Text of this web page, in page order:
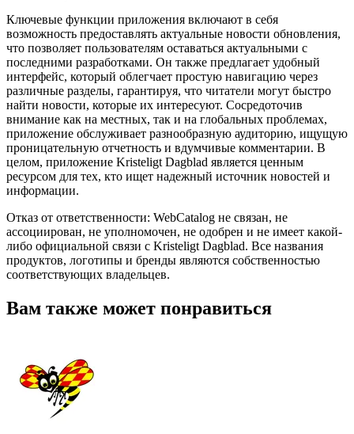
Ключевые функции приложения включают в себя
возможность предоставлять актуальные новости обновления,
что позволяет пользователям оставаться актуальными с
последними разработками. Он также предлагает удобный
интерфейс, который облегчает простую навигацию через
различные разделы, гарантируя, что читатели могут быстро
найти новости, которые их интересуют. Сосредоточив
внимание как на местных, так и на глобальных проблемах,
приложение обслуживает разнообразную аудиторию, ищущую
проницательную отчетность и вдумчивые комментарии. В
целом, приложение Kristeligt Dagblad является ценным
ресурсом для тех, кто ищет надежный источник новостей и
информации.
Отказ от ответственности: WebCatalog не связан, не
ассоциирован, не уполномочен, не одобрен и не имеет какой-
либо официальной связи с Kristeligt Dagblad. Все названия
продуктов, логотипы и бренды являются собственностью
соответствующих владельцев.
Вам также может понравиться